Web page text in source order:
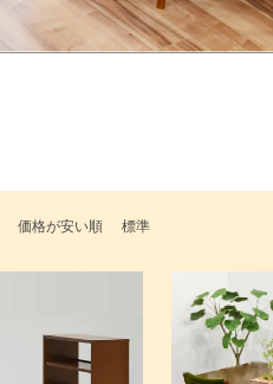
価格が安い順 標準
検索